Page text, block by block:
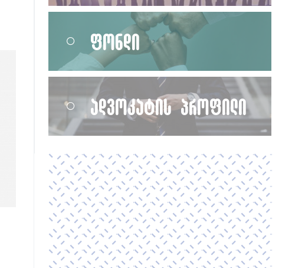
ფონდი
ადვოკატის პროფილი